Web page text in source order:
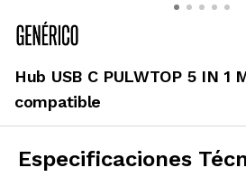
Hub USB C PULWTOP 5 IN 1
compatible
Especificaciones